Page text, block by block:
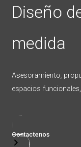
Diseño
medida
Asesoramiento,
espacios
Contactenos